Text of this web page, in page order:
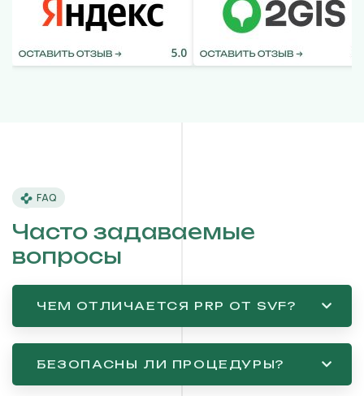
FAQ
Часто задаваемые
вопросы
ЧЕМ ОТЛИЧАЕТСЯ PRP ОТ SVF?
БЕЗОПАСНЫ ЛИ ПРОЦЕДУРЫ?